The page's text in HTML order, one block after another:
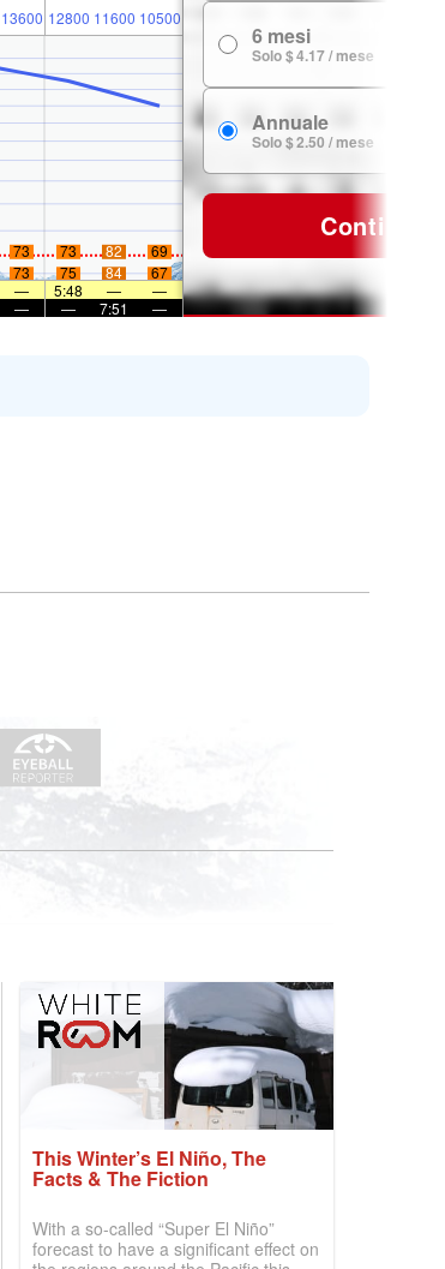
13600 12800 11600 10500
73 73 82
69
73 75 84
67
— 5:48 —
—
— — 7:51 —
6 mesi
Solo $ 4.17 / mese
Annuale
Solo $ 2.50 / mese
Continua
This Winter’s El Niño, The
Facts & The Fiction
With a so-called “Super El Niño”
forecast to have a significant effect on